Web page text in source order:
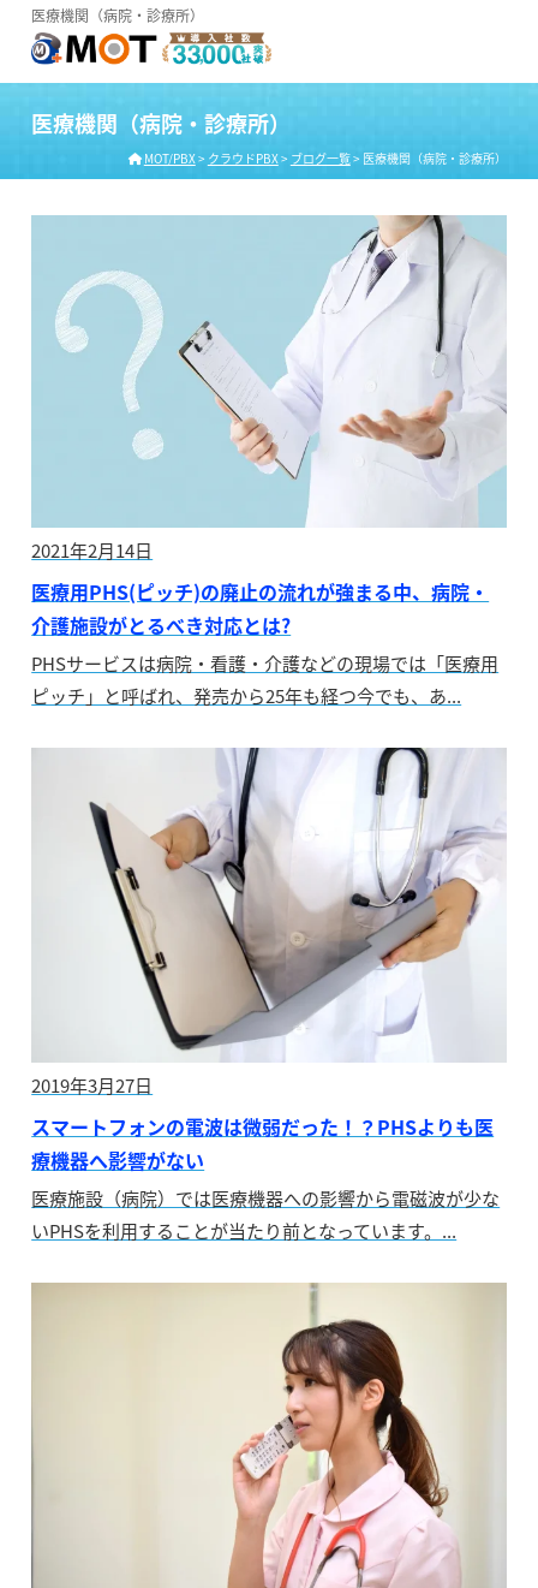
医療機関（病院・診療所）
医療機関（病院・診療所）
MOT/PBX> クラウドPBX> ブログ一覧> 医療機関（病院・診療所）
2021年2月14日
医療用PHS(ピッチ)の廃止の流れが強まる中、病院・
介護施設がとるべき対応とは?
PHSサービスは病院・看護・介護などの現場では「医療用
ピッチ」と呼ばれ、発売から25年も経つ今でも、あ...
2019年3月27日
スマートフォンの電波は微弱だった！？PHSよりも医
療機器へ影響がない
医療施設（病院）では医療機器への影響から電磁波が少な
いPHSを利用することが当たり前となっています。...